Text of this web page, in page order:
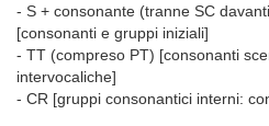
- S + consonante (tranne SC
[consonanti e gruppi iniziali]
- TT (compreso PT) [consonanti
intervocaliche]
- CR [gruppi consonantici interni: